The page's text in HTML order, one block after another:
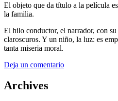
El objeto que da título a la película
la familia.
El hilo conductor, el narrador, con
claroscuros. Y un niño, la luz: es
tanta miseria moral.
Deja un comentario
Archives